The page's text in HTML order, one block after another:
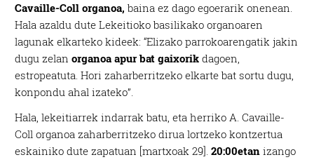
Cavaille-Coll organoa, baina ez dago egoerarik onenean.
Hala azaldu dute Lekeitioko basilikako organoaren
lagunak elkarteko kideek: “Elizako parrokoarengatik jakin
dugu zelanorganoa apur bat gaixorik dagoen,
estropeatuta. Hori zaharberritzeko elkarte bat sortu dugu,
konpondu ahal izateko”.
Hala, lekeitiarrek indarrak batu, eta herriko A. Cavaille-
Coll organoa zaharberritzeko dirua lortzeko kontzertua
eskainiko dute zapatuan [martxoak 29].20:00etan izango